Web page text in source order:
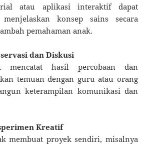
atau aplikasi interaktif dapat
menjelaskan konsep sains secara
pemahaman anak.
dan Diskusi
mencatat hasil percobaan dan
temuan dengan guru atau orang
keterampilan komunikasi dan
Kreatif
membuat proyek sendiri, misalnya